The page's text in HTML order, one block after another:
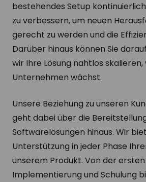
bestehendes Setup
zu verbessern, um neuen
gerecht zu werden und die
Darüber hinaus können Sie
wir Ihre Lösung nahtlos skalieren,
Unternehmen wächst.
Unsere Beziehung zu unseren
geht dabei über die
Softwarelösungen hinaus. Wir
Unterstützung in jeder Phase
unserem Produkt. Von der ersten
Implementierung und Schulung